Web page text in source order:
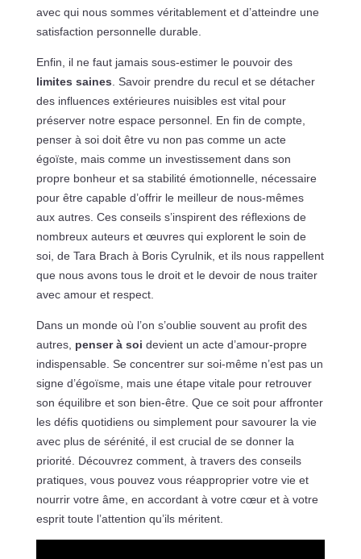
avec qui nous sommes véritablement et d’atteindre une
satisfaction personnelle durable.
Enfin, il ne faut jamais sous-estimer le pouvoir des
limites saines . Savoir prendre du recul et se détacher
des influences extérieures nuisibles est vital pour
préserver notre espace personnel. En fin de compte,
penser à soi doit être vu non pas comme un acte
égoïste, mais comme un investissement dans son
propre bonheur et sa stabilité émotionnelle, nécessaire
pour être capable d’offrir le meilleur de nous-mêmes
aux autres. Ces conseils s’inspirent des réflexions de
nombreux auteurs et œuvres qui explorent le soin de
soi, de Tara Brach à Boris Cyrulnik, et ils nous rappellent
que nous avons tous le droit et le devoir de nous traiter
avec amour et respect.
Dans un monde où l’on s’oublie souvent au profit des
autres, penser à soi devient un acte d’amour-propre
indispensable. Se concentrer sur soi-même n’est pas un
signe d’égoïsme, mais une étape vitale pour retrouver
son équilibre et son bien-être. Que ce soit pour affronter
les défis quotidiens ou simplement pour savourer la vie
avec plus de sérénité, il est crucial de se donner la
priorité. Découvrez comment, à travers des conseils
pratiques, vous pouvez vous réapproprier votre vie et
nourrir votre âme, en accordant à votre cœur et à votre
esprit toute l’attention qu’ils méritent.